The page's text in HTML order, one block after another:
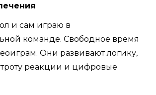
и сам играю в
команде. Свободное время
Они развивают логику,
реакции и цифровые